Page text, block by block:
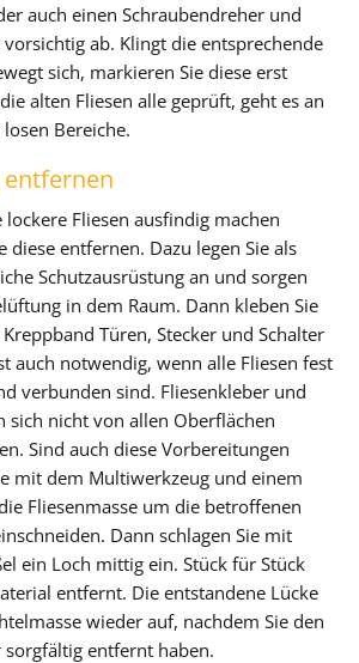
auch einen Schraubendreher und
ab. Klingt die entsprechende
sich, markieren Sie diese erst
alten Fliesen alle geprüft, geht es an
Bereiche.
entfernen
lockere Fliesen ausfindig machen
diese entfernen. Dazu legen Sie als
Schutzausrüstung an und sorgen
in dem Raum. Dann kleben Sie
Türen, Stecker und Schalter
auch notwendig, wenn alle Fliesen fest
verbunden sind. Fliesenkleber und
sich nicht von allen Oberflächen
Sind auch diese Vorbereitungen
mit dem Multiwerkzeug und einem
Fliesenmasse um die betroffenen
Dann schlagen Sie mit
ein Loch mittig ein. Stück für Stück
entfernt. Die entstandene Lücke
wieder auf, nachdem Sie den
sorgfältig entfernt haben.